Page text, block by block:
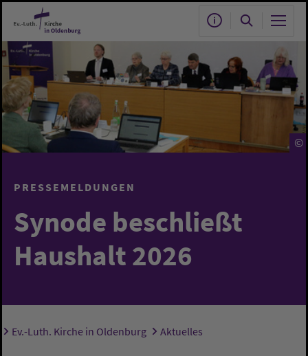
Zum Hauptinhalt springen
©
PRESSEMELDUNGEN
Synode beschließt
Haushalt 2026
Sie sind hier:
Ev.-Luth. Kirche in Oldenburg Aktuelles